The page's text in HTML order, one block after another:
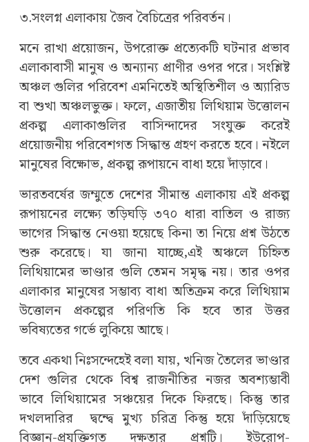
৩.সংলগ্ন এলাকায় জৈব বৈচিত্রের পরিবর্তন।
মনে রাখা প্রয়োজন, উপরোক্ত প্রত্যেকটি ঘটনার প্রভাব
এলাকাবাসী মানুষ ও অন্যান্য প্রাণীর ওপর পরে। সংশ্লিষ্ট
অঞ্চল গুলির পরিবেশ এমনিতেই অস্থিতিশীল ও অ্যারিড
বা শুখা অঞ্চলভুক্ত। ফলে, এজাতীয় লিথিয়াম উত্তোলন
প্রকল্প এলাকাগুলির বাসিন্দাদের সংযুক্ত করেই
প্রয়োজনীয় পরিবেশগত সিদ্ধান্ত গ্রহণ করতে হবে। নইলে
মানুষের বিক্ষোভ, প্রকল্প রূপায়নে বাধা হয়ে দাঁড়াবে।
ভারতবর্ষের জম্মুতে দেশের সীমান্ত এলাকায় এই প্রকল্প
রূপায়নের লক্ষ্যে তড়িঘড়ি ৩৭০ ধারা বাতিল ও রাজ্য
ভাগের সিদ্ধান্ত নেওয়া হয়েছে কিনা তা নিয়ে প্রশ্ন উঠতে
শুরু করেছে। যা জানা যাচ্ছে,এই অঞ্চলে চিহ্নিত
লিথিয়ামের ভাণ্ডার গুলি তেমন সমৃদ্ধ নয়। তার ওপর
এলাকার মানুষের সম্ভাব্য বাধা অতিক্রম করে লিথিয়াম
উত্তোলন প্রকল্পের পরিণতি কি হবে তার উত্তর
ভবিষ্যতের গর্ভে লুকিয়ে আছে।
তবে একথা নিঃসন্দেহেই বলা যায়, খনিজ তৈলের ভাণ্ডার
দেশ গুলির থেকে বিশ্ব রাজনীতির নজর অবশ্যম্ভাবী
ভাবে লিথিয়ামের সঞ্চয়ের দিকে ফিরছে। কিন্তু তার
দখলদারির দ্বন্দ্বে মুখ্য চরিত্র কিন্তু হয়ে দাঁড়িয়েছে